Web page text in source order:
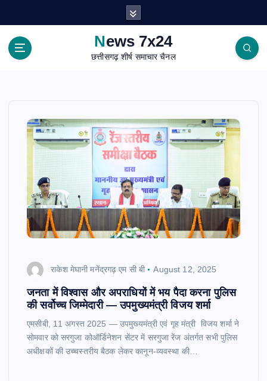
News 7x24
छत्तीसगढ़ शीर्ष समाचार चैनल
राकेश मेघानी मनेंद्रगढ़ एम सी बी August 12, 2025
जनता में विश्वास और अपराधियों में भय पैदा करना पुलिस
की सर्वोच्च जिम्मेदारी — उपमुख्यमंत्री विजय शर्मा
एमसीबी, 11 अगस्त 2025 — उपमुख्यमंत्री एवं गृह मंत्री विजय शर्मा ने
सोमवार को सरगुजा कोऑर्डिनेशन सेंटर में सरगुजा रेंज अंतर्गत सभी पुलिस
अधीक्षकों की उच्चस्तरीय बैठक लेकर कानून-व्यवस्था की…